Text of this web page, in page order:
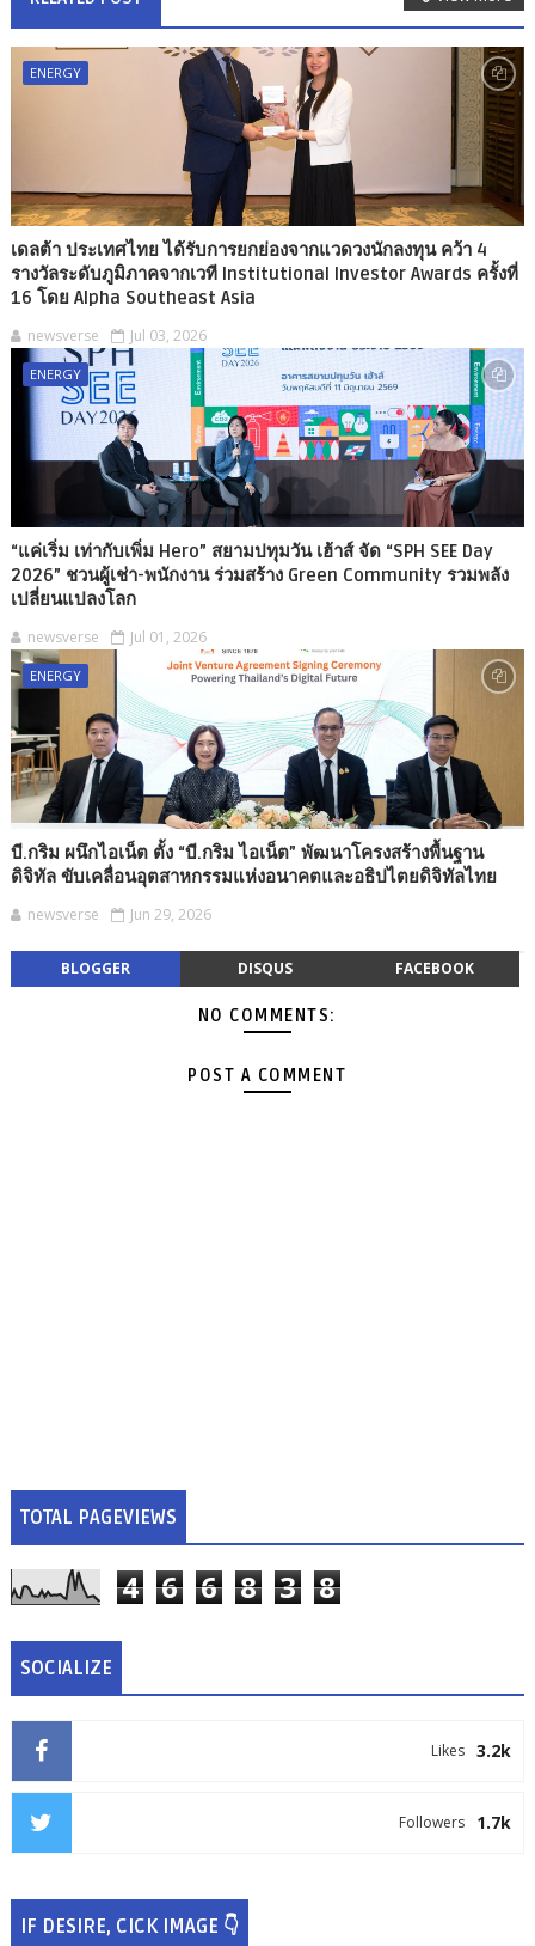
ENERGY
เดลต้า ประเทศไทย ได้รับการยกย่องจากแวดวงนักลงทุน คว้า 4
รางวัลระดับภูมิภาคจากเวที Institutional Investor Awards ครั้งที่
16 โดย Alpha Southeast Asia
newsverse Jul 03, 2026
ENERGY
“แค่เริ่ม เท่ากับเพิ่ม Hero” สยามปทุมวัน เฮ้าส์ จัด “SPH SEE Day
2026” ชวนผู้เช่า-พนักงาน ร่วมสร้าง Green Community รวมพลัง
เปลี่ยนแปลงโลก
newsverse Jul 01, 2026
ENERGY
บี.กริม ผนึกไอเน็ต ตั้ง “บี.กริม ไอเน็ต” พัฒนาโครงสร้างพื้นฐาน
ดิจิทัล ขับเคลื่อนอุตสาหกรรมแห่งอนาคตและอธิปไตยดิจิทัลไทย
newsverse Jun 29, 2026
BLOGGER DISQUS FACEBOOK
NO COMMENTS:
POST A COMMENT
TOTAL PAGEVIEWS
4 6 6 8 3 8
SOCIALIZE
3.2k
Likes
1.7k
Followers
IF DESIRE, CICK IMAGE 👇